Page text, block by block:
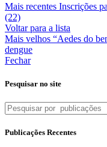
Mais recentes Inscrições
(22)
Voltar para a lista
Mais velhos “Aedes do
dengue
Fechar
Pesquisar no site
Publicações Recentes